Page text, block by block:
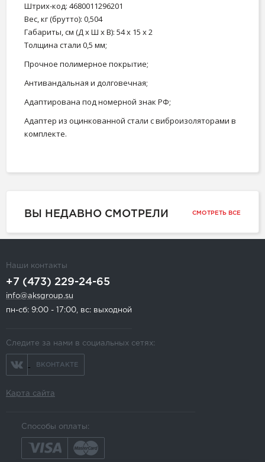
Штрих-код: 4680011296201
Вес, кг (брутто): 0,504
Габариты, см (Д х Ш х В): 54 x 15 x 2
Толщина стали 0,5 мм;
Прочное полимерное покрытие;
Антивандальная и долговечная;
Адаптирована под номерной знак РФ;
Адаптер из оцинкованной стали с виброизоляторами в
комплекте.
ВЫ НЕДАВНО СМОТРЕЛИ СМОТРЕТЬ ВСЕ
Наши контакты
+7 (473) 229-24-65
info@aksgroup.su
пн-сб: 9:00 - 17:00, вс: выходной
Следите за нами в социальных сетях:
ВКОНТАКТЕ
Карта сайта
Способы оплаты: